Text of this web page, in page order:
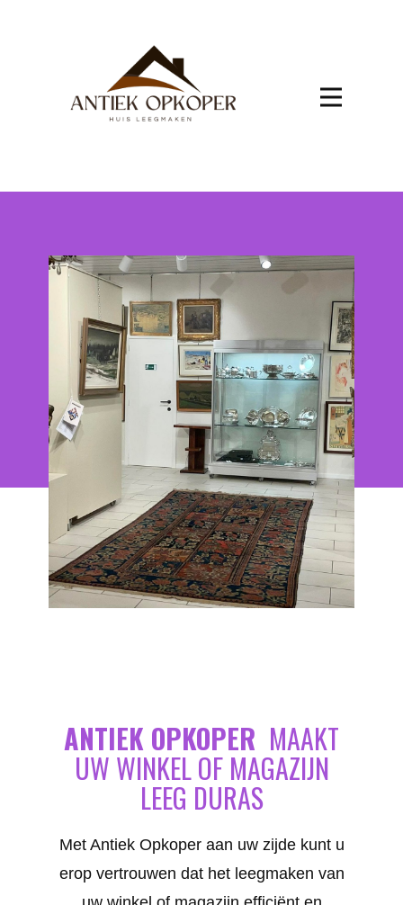
ANTIEK OPKOPER MAAKT
UW WINKEL OF MAGAZIJN
LEEG DURAS
Met Antiek Opkoper aan uw zijde kunt u
erop vertrouwen dat het leegmaken van